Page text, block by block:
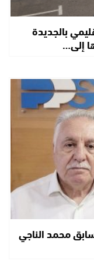
بالجديدة
إلى…
محمد الناجي